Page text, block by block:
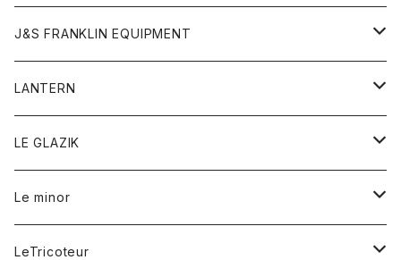
フリース
マフラー
リング
靴
カーディガン
ジャケット
ボトム
オーバーオール
ショートパンツ
レディース
アウター
カーディガン
ストール
カットソー
シャツ
ボトム
オーバーオール
ショートパンツ
レディース
オーバーオール
シャツ
ワンピース
ワンピース
トレーナー
トップス
Gジャケット
スウェット
帽子
帽子
ボトム
J&S FRANKLIN EQUIPMENT
アウター
LANTERN
アウター
Tシャツ
LE GLAZIK
レディース
コート
Le minor
ボトム
LeTricoteur